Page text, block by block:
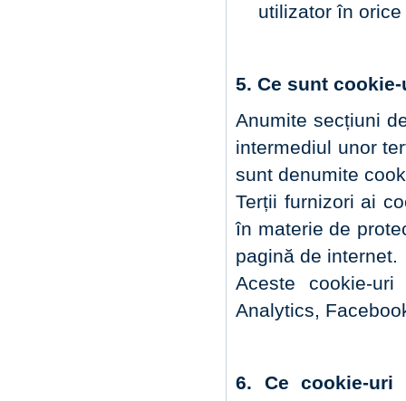
utilizator în
5. Ce sunt
Anumite secțiuni
intermediul unor
sunt denumite
Terții furnizori ai
în materie de
pagină de internet.
Aceste cookie-
Analytics,
6. Ce cookie-uri